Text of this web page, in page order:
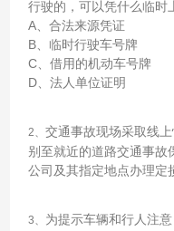
行驶的，可以凭什么临时
A、合法来源凭证
B、临时行驶车号牌
C、借用的机动车号牌
D、法人单位证明
2、 交通事故现场采取线
别至就近的道路交通事故
公司及其指定地点办理定
3、 为提示车辆和行人注